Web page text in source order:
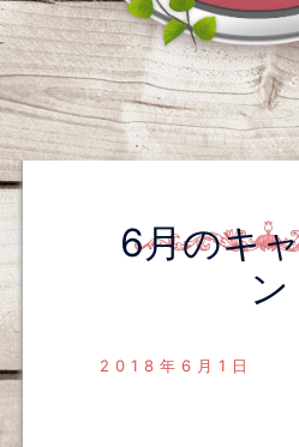
6月のキ
ン
2018年6月1日